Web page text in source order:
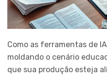
Como as ferramentas de
moldando o cenário
que sua produção esteja